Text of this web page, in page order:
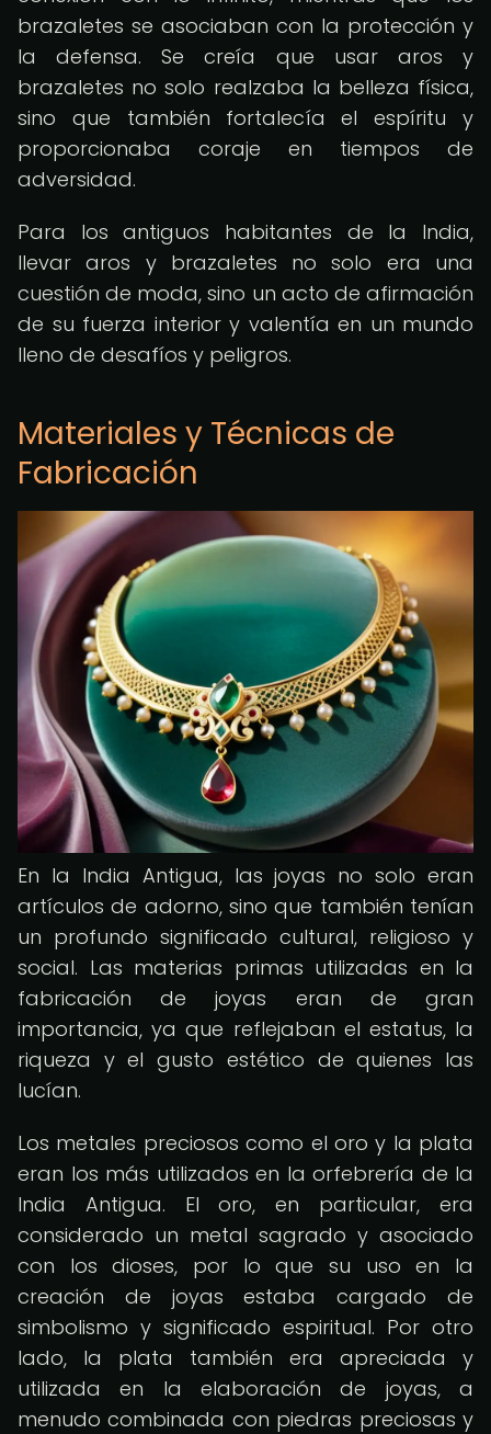
brazaletes se asociaban con la protección y
la defensa. Se creía que usar aros y
brazaletes no solo realzaba la belleza física,
sino que también fortalecía el espíritu y
proporcionaba coraje en tiempos de
adversidad.
Para los antiguos habitantes de la India,
llevar aros y brazaletes no solo era una
cuestión de moda, sino un acto de afirmación
de su fuerza interior y valentía en un mundo
lleno de desafíos y peligros.
Materiales y Técnicas de
Fabricación
En la India Antigua, las joyas no solo eran
artículos de adorno, sino que también tenían
un profundo significado cultural, religioso y
social. Las materias primas utilizadas en la
fabricación de joyas eran de gran
importancia, ya que reflejaban el estatus, la
riqueza y el gusto estético de quienes las
lucían.
Los metales preciosos como el oro y la plata
eran los más utilizados en la orfebrería de la
India Antigua. El oro, en particular, era
considerado un metal sagrado y asociado
con los dioses, por lo que su uso en la
creación de joyas estaba cargado de
simbolismo y significado espiritual. Por otro
lado, la plata también era apreciada y
utilizada en la elaboración de joyas, a
menudo combinada con piedras preciosas y